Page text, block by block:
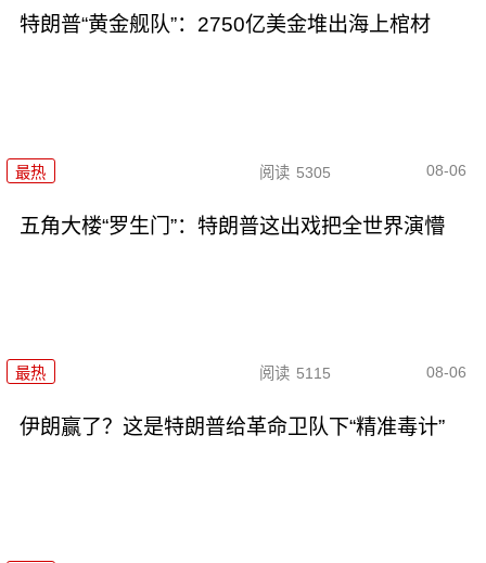
特朗普“黄金舰队”：2750亿美金堆出海上棺材
最热 阅读 5305 08-06
五角大楼“罗生门”：特朗普这出戏把全世界演懵
最热 阅读 5115 08-06
伊朗赢了？这是特朗普给革命卫队下“精准毒计”